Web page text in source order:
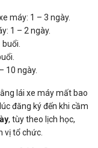
máy: 1 – 3 ngày.
1 – 2 ngày.
10 ngày.
lái xe máy mất bao
đăng ký đến khi cầm
, tùy theo lịch học,
vị tổ chức.